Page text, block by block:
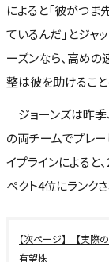
によると「彼がつ
ているんだ」とジャ
ーズンなら、高め
整は彼を助けること
ジョーンズは昨季
の両チームでプレ
イプラインによると
ペクト4位にランク
【実際
有望株